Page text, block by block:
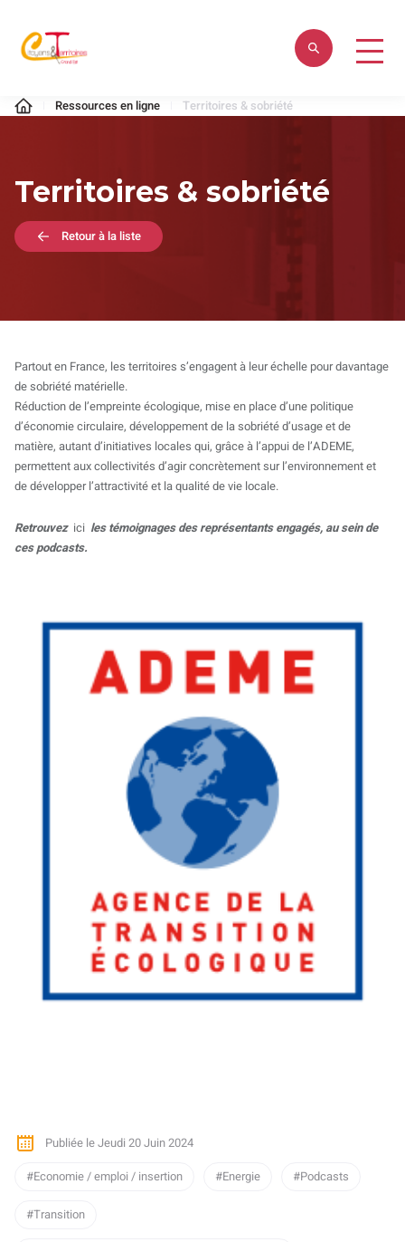
contenu
Citoyens
&
Ressources en ligne Territoires & sobriété
Territoires & sobriété
Retour à la liste
Partout en France, les territoires s’engagent à leur échelle pour davantage
de sobriété matérielle.
Réduction de l’empreinte écologique, mise en place d’une politique
d’économie circulaire, développement de la sobriété d’usage et de
matière, autant d’initiatives locales qui, grâce à l’appui de l’ADEME,
permettent aux collectivités d’agir concrètement sur l’environnement et
de développer l’attractivité et la qualité de vie locale.
Retrouvez ici les témoignages des représentants engagés, au sein de
ces podcasts.
Publiée le Jeudi 20 Juin 2024
Economie / emploi / insertion
Energie Podcasts
Transition